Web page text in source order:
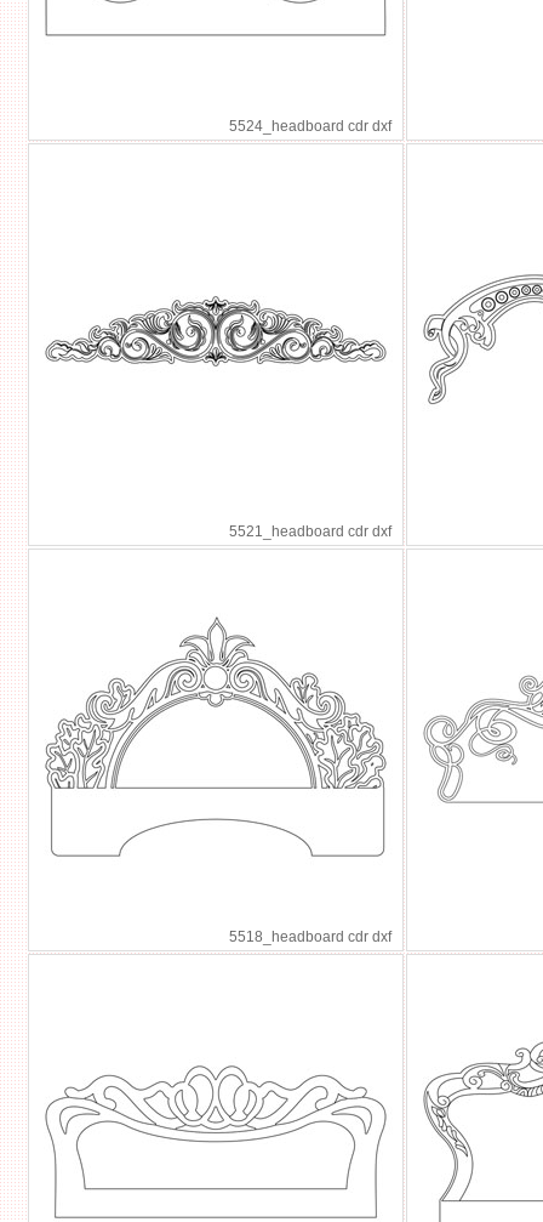
5524_headboard cdr dxf
5521_headboard cdr dxf
5518_headboard cdr dxf